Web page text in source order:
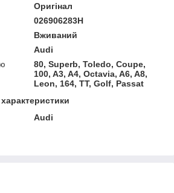
Оригінал
026906283H
Вживаний
Audi
80, Superb, Toledo, Coupe,
100, A3, A4, Octavia, A6, A8,
Leon, 164, TT, Golf, Passat
Audi